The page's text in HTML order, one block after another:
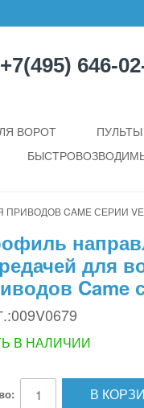
+7(495) 646-
ВОРОТ
ПУЛЬТЫ
CAME СЕРИИ
для
Came
В НАЛИЧИИ
В